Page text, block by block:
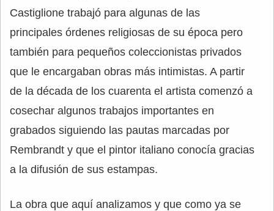
Castiglione trabajó para algunas de las
principales órdenes religiosas de su época pero
también para pequeños coleccionistas privados
que le encargaban obras más intimistas. A partir
de la década de los cuarenta el artista comenzó a
cosechar algunos trabajos importantes en
grabados siguiendo las pautas marcadas por
Rembrandt y que el pintor italiano conocía gracias
a la difusión de sus estampas.
La obra que aquí analizamos y que como ya se